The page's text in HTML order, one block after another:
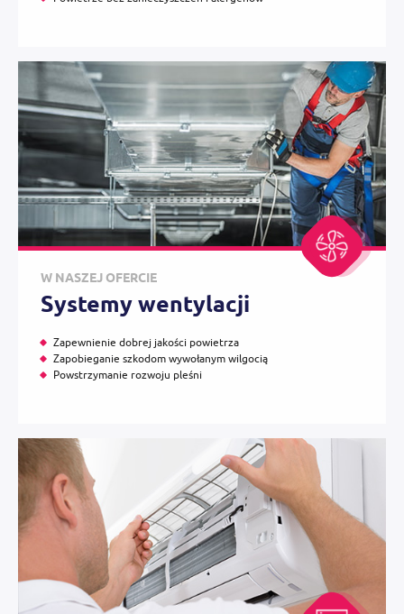
W NASZEJ OFERCIE
Systemy wentylacji
Zapewnienie dobrej jakości powietrza
Zapobieganie szkodom wywołanym wilgocią
Powstrzymanie rozwoju pleśni